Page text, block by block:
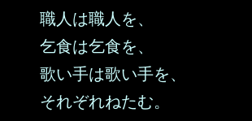
職人は職人を、
乞食は乞食を、
歌い手は歌い手を、
それぞれねたむ。